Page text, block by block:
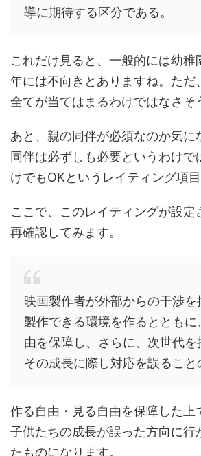
導に期待する区分である。
これだけ見ると、一般的には幼稚
年には不向きとありますね。ただ
全てが当てはまるわけではなさそ
あと、親の同伴が必須なのか気に
同伴は必ずしも必要というわけで
けでもOKというレイティング項目
ここで、このレイティングが設定
再確認してみます。
映画製作者が外部からの干渉を
製作できる環境を作るとともに
由を保障し、さらに、次世代
その成長に際し対応を誤ること
作る自由・見る自由を保障した上
子供たちの成長が誤った方向に行
たものになります。